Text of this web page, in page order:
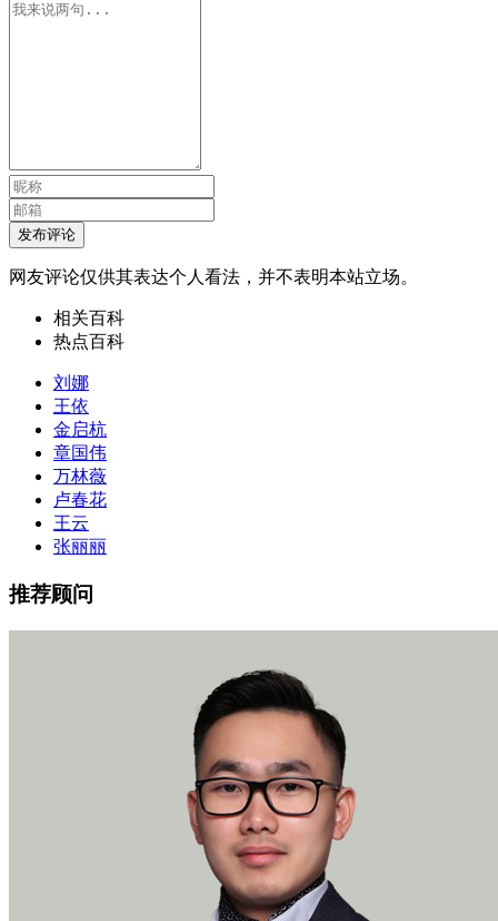
发布评论
网友评论仅供其表达个人看法，并不表明本站立场。
相关百科
热点百科
刘娜
王依
金启杭
章国伟
万林薇
卢春花
王云
张丽丽
推荐顾问